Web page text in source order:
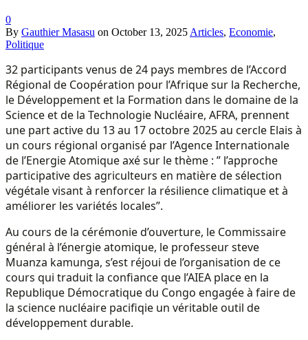
0
By Gauthier Masasu on October 13, 2025 Articles, Economie,
Politique
32 participants venus de 24 pays membres de l’Accord
Régional de Coopération pour l’Afrique sur la Recherche,
le Développement et la Formation dans le domaine de la
Science et de la Technologie Nucléaire, AFRA, prennent
une part active du 13 au 17 octobre 2025 au cercle Elais à
un cours régional organisé par l’Agence Internationale
de l’Energie Atomique axé sur le thème : ” l’approche
participative des agriculteurs en matière de sélection
végétale visant à renforcer la résilience climatique et à
améliorer les variétés locales”.
Au cours de la cérémonie d’ouverture, le Commissaire
général à l’énergie atomique, le professeur steve
Muanza kamunga, s’est réjoui de l’organisation de ce
cours qui traduit la confiance que l’AIEA place en la
Republique Démocratique du Congo engagée à faire de
la science nucléaire pacifiqie un véritable outil de
développement durable.